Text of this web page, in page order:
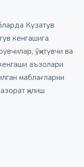
Кузатув
кенгашига
ўқитувчи ва
аъзолари
маблағларни
қилиш